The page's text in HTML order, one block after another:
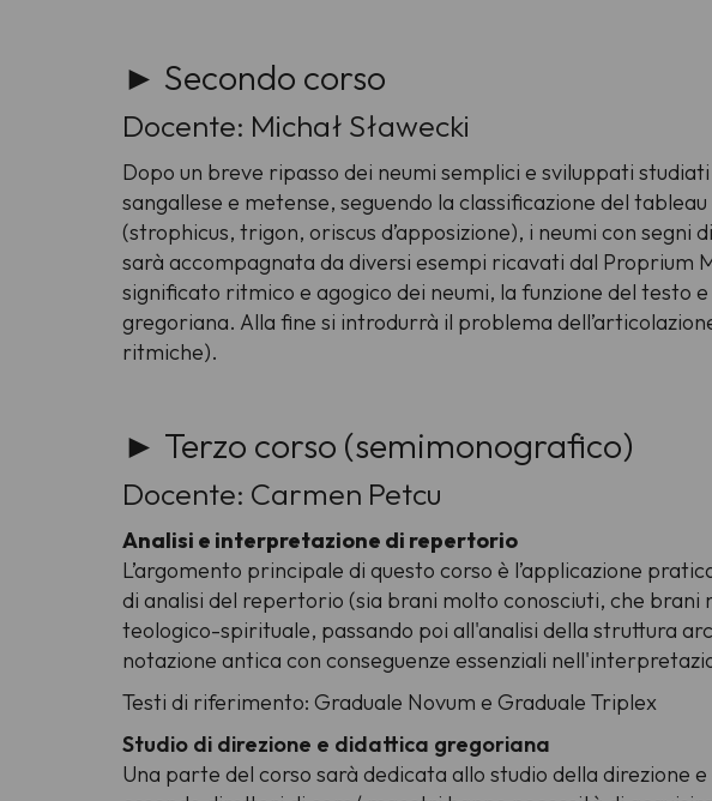
► Secondo corso
Docente: Michał Sławecki
Dopo un breve ripasso dei neumi semplici e sviluppati
sangallese e metense, seguendo la classificazione del tableau
(strophicus, trigon, oriscus d’apposizione), i neumi con segni
sarà accompagnata da diversi esempi ricavati dal Proprium
significato ritmico e agogico dei neumi, la funzione del testo
gregoriana. Alla fine si introdurrà il problema
ritmiche).
► Terzo corso (semimonografico)
Docente: Carmen Petcu
Analisi e interpretazione di repertorio
L’argomento principale di questo corso è l’applicazione
di analisi del repertorio (sia brani molto conosciuti, che
teologico-spirituale, passando poi all'analisi della struttura
notazione antica con conseguenze essenziali
Testi di riferimento: Graduale Novum e Graduale Triplex
Studio di direzione e didattica gregoriana
Una parte del corso sarà dedicata allo studio della